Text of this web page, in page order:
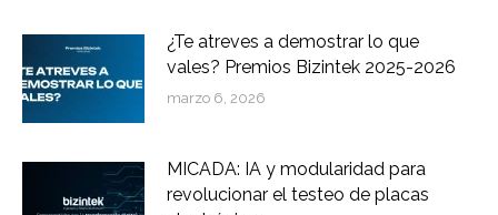
¿Te atreves a demostrar lo que
vales? Premios Bizintek 2025-2026
marzo 6, 2026
MICADA: IA y modularidad para
revolucionar el testeo de placas